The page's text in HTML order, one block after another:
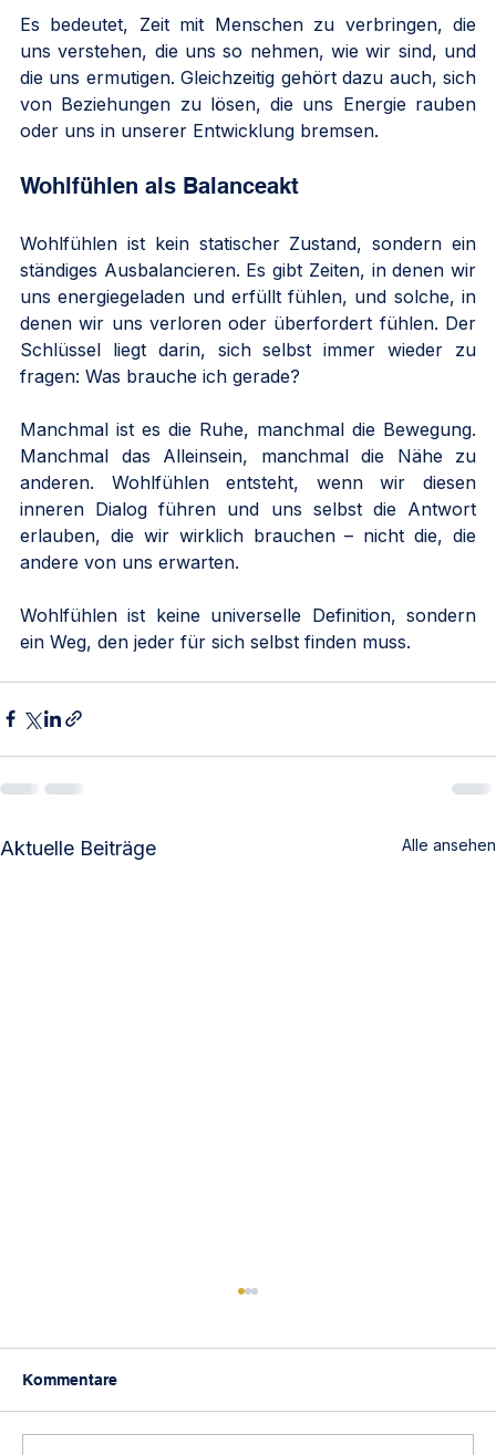
Es bedeutet, Zeit mit Menschen zu verbringen, die
uns verstehen, die uns so nehmen, wie wir sind, und
die uns ermutigen. Gleichzeitig gehört dazu auch, sich
von Beziehungen zu lösen, die uns Energie rauben
oder uns in unserer Entwicklung bremsen.
Wohlfühlen als Balanceakt
Wohlfühlen ist kein statischer Zustand, sondern ein
ständiges Ausbalancieren. Es gibt Zeiten, in denen wir
uns energiegeladen und erfüllt fühlen, und solche, in
denen wir uns verloren oder überfordert fühlen. Der
Schlüssel liegt darin, sich selbst immer wieder zu
fragen: Was brauche ich gerade?
Manchmal ist es die Ruhe, manchmal die Bewegung.
Manchmal das Alleinsein, manchmal die Nähe zu
anderen. Wohlfühlen entsteht, wenn wir diesen
inneren Dialog führen und uns selbst die Antwort
erlauben, die wir wirklich brauchen – nicht die, die
andere von uns erwarten.
Wohlfühlen ist keine universelle Definition, sondern
ein Weg, den jeder für sich selbst finden muss.
Aktuelle Beiträge Alle ansehen
Kommentare